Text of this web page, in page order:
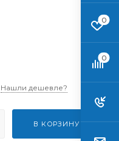
Нашли дешевле?
В КОРЗИНУ
0
0